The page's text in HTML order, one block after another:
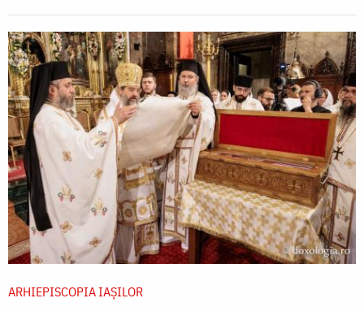
ARHIEPISCOPIA IAŞILOR